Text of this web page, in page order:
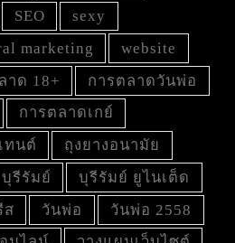
SEO
sexy
marketing
website
าด 18+
การตลาดวันพ่อ
การตลาดเกย์
ทนต์
ถุงยางอนามัย
บุรีรัมย์
บุรีรัมย์ ยูไนเต็ด
ส วันพ่อ
วันพ่อ 2558